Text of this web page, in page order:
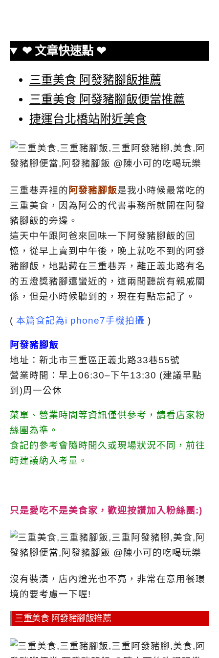
❤ 文章快速點 ❤
三重美食 阿發豬腳飯推薦
三重美食 阿發豬腳飯便當推薦
捷運台北橋站附近美食
三重巷弄裡的 阿發豬腳飯是我小時候最常吃的
三重美食，因為阿公的代書事務所就開在阿發
豬腳飯的旁邊。
這天中午跟阿爸來回味一下阿發豬腳飯的回
憶，從早上賣到中午後，晚上就吃不到的阿發
豬腳飯，地點藏在三重巷弄，離正義北路有名
的五燈獎豬腳還蠻近的，這兩間聽說有親戚關
係，但是小時候聽到的，現在有點忘記了。
( 本篇食記為i phone7手機拍攝 )
阿發豬腳飯
地址：新北市三重區正義北路33巷55號
營業時間：早上06:30–下午13:30 (建議早點
到)周一公休
菜單、營業時間等資訊僅供參考，請看店家粉
絲團為準。
食記的參考會隨時間久或現場狀況不同，前往
時建議納入考量。
只是愛吃不是美食家，歡迎按讚加入粉絲團:)
沒有裝潢，店內燈光也不亮，非常在意用餐環
境的要考慮一下喔!
三重美食 阿發豬腳飯推薦